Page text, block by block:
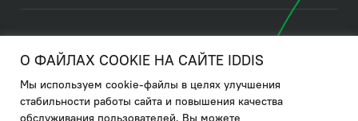
Политика в отношении использования файлов cookies
Политика обработки ПДн
О ФАЙЛАХ COOKIE НА САЙТЕ IDDIS
Мы используем cookie-файлы в целях улучшения
стабильности работы сайта и повышения качества
обслуживания пользователей. Вы можете